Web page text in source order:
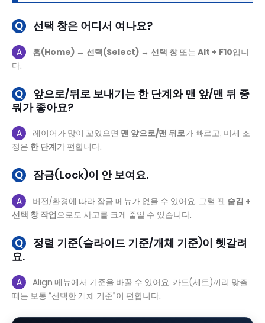
Q 선택 창은 어디서 여나요?
A 홈(Home) → 선택(Select) → 선택 창또는 Alt + F10입니
다.
Q
앞으로/뒤로 보내기는 한 단계와 맨 앞/맨 뒤 중
뭐가 좋아요?
A 레이어가 많이 꼬였으면 맨 앞으로/맨 뒤로가 빠르고, 미세 조
정은 한 단계가 편합니다.
Q 잠금(Lock)이 안 보여요.
A 버전/환경에 따라 잠금 메뉴가 없을 수 있어요. 그럴 땐 숨김 +
선택 창 작업으로도 사고를 크게 줄일 수 있습니다.
Q
정렬 기준(슬라이드 기준/개체 기준)이 헷갈려
요.
A
Align 메뉴에서 기준을 바꿀 수 있어요. 카드(세트)끼리 맞출
때는 보통 “선택한 개체 기준”이 편합니다.